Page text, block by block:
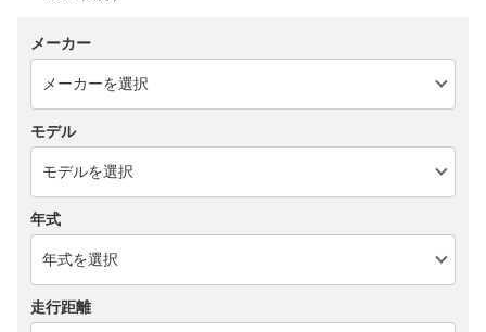
メーカー
モデル
年式
走行距離